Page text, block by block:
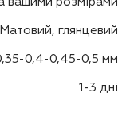
Матовий, глянцевий
0,4-0,45-0,5 мм
1-3 дні